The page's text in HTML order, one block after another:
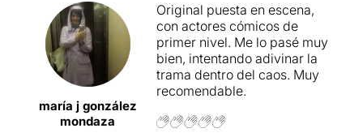
una porta, que és un tercer
personatge de tot plegat.
Molt divertida, molt i molt
recomanable.
sencer, només cal clicar en
maría j gonzález
mondaza
Original puesta en escena,
con actores cómicos de
primer nivel. Me lo pasé muy
bien, intentando adivinar la
trama dentro del caos. Muy
recomendable.